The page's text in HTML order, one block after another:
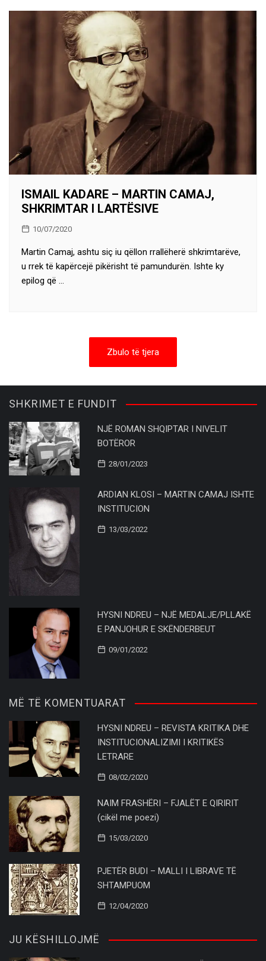
ISMAIL KADARE – MARTIN CAMAJ,
SHKRIMTAR I LARTËSIVE
10/07/2020
Martin Camaj, ashtu siç iu qëllon rrallëherë shkrimtarëve,
u rrek të kapërcejë pikërisht të pamundurën. Ishte ky
epilog që …
Zbulo të tjera
SHKRIMET E FUNDIT
NJË ROMAN SHQIPTAR I NIVELIT
BOTËROR
28/01/2023
ARDIAN KLOSI – MARTIN CAMAJ ISHTE
INSTITUCION
13/03/2022
HYSNI NDREU – NJË MEDALJE/PLLAKË
E PANJOHUR E SKËNDERBEUT
09/01/2022
MË TË KOMENTUARAT
HYSNI NDREU – REVISTA KRITIKA DHE
INSTITUCIONALIZIMI I KRITIKËS
LETRARE
08/02/2020
NAIM FRASHËRI – FJALËT E QIRIRIT
(cikël me poezi)
15/03/2020
PJETËR BUDI – MALLI I LIBRAVE TË
SHTAMPUOM
12/04/2020
JU KËSHILLOJMË